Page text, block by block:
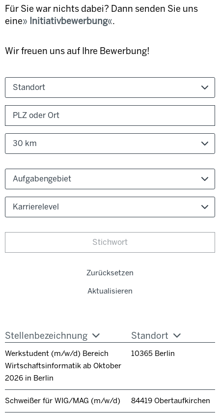
Für Sie war nichts dabei? Dann senden Sie uns
eine
Initiativbewerbung .
Wir freuen uns auf Ihre Bewerbung!
Standort
30 km
Aufgabengebiet
Karrierelevel
Zurücksetzen
Aktualisieren
Stellenbezeichnung Standort
Werkstudent (m/w/d) Bereich
Wirtschaftsinformatik ab Oktober
2026 in Berlin
10365 Berlin
Schweißer für WIG/MAG (m/w/d) 84419 Obertaufkirchen